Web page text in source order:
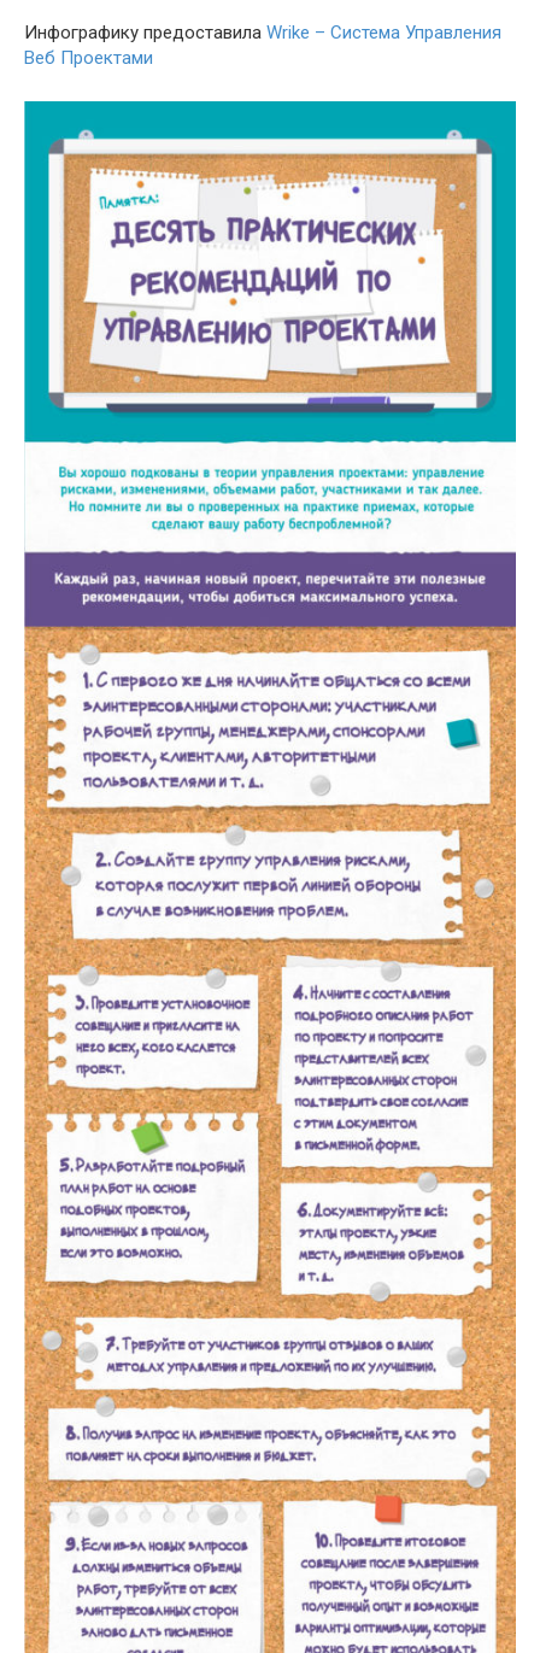
Инфографику предоставила Wrike – Система Управления
Веб Проектами